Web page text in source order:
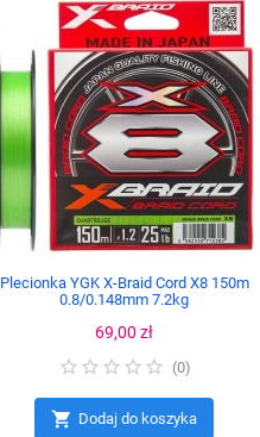
Plecionka YGK X-Braid Cord X8 150m
0.8/0.148mm 7.2kg
Cena
69,00 zł
(0)
 Dodaj do koszyka